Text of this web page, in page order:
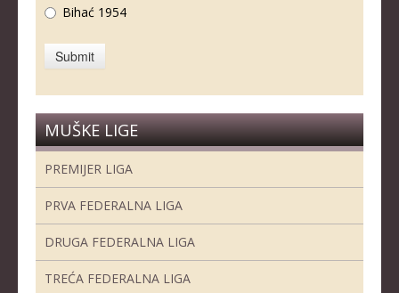
Bihać 1954
MUŠKE LIGE
PREMIJER LIGA
PRVA FEDERALNA LIGA
DRUGA FEDERALNA LIGA
TREĆA FEDERALNA LIGA